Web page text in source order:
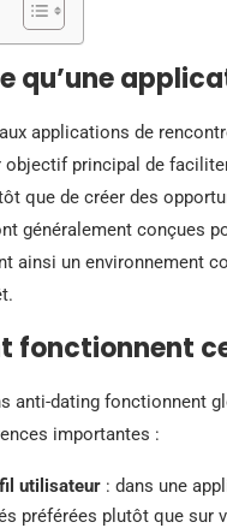
qu’une
applications de
objectif principal de
que de créer des
généralement conçues
ainsi un environnement
fonctionnent
anti-dating fonctionnent
importantes :
utilisateur : dans une
préférées plutôt que sur